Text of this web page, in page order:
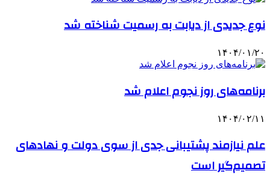
نوع جدیدی از دیابت به رسمیت شناخته شد
۱۴۰۴/۰۱/۲۰
برنامه‌های روز نجوم اعلام شد
۱۴۰۴/۰۲/۱۱
علم نیازمند پشتیبانی جدی از سوی دولت و نهادهای
تصمیم‌گیر است